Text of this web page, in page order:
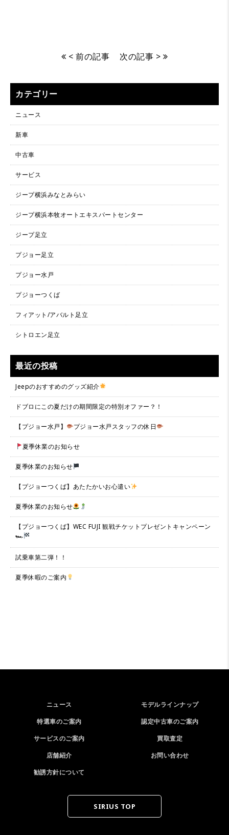
< 前の記事 次の記事 >
カテゴリー
ニュース
新車
中古車
サービス
ジープ横浜みなとみらい
ジープ横浜本牧オートエキスパートセンター
ジープ足立
プジョー足立
プジョー水戸
プジョーつくば
フィアット/アバルト足立
シトロエン足立
最近の投稿
Jeepのおすすめのグッズ紹介
ドブロにこの夏だけの期間限定の特別オファー？！
【プジョー水戸】 プジョー水戸スタッフの休日
夏季休業のお知らせ
夏季休業のお知らせ
【プジョーつくば】あたたかいお心遣い
夏季休業のお知らせ
【プジョーつくば】WEC FUJI 観戦チケットプレゼントキャンペーン
🏎
試乗車第二弾！！
夏季休暇のご案内
ニュース
モデルラインナップ
特選車のご案内
認定中古車のご案内
サービスのご案内
買取査定
店舗紹介
お問い合わせ
勧誘方針について
SIRIUS TOP